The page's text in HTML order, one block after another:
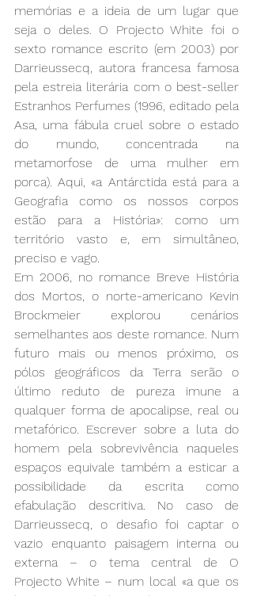
memórias e a ideia de um lugar que
seja o deles. O Projecto White foi o
sexto romance escrito (em 2003) por
Darrieussecq, autora francesa famosa
pela estreia literária com o best-seller
Estranhos Perfumes (1996, editado pela
Asa, uma fábula cruel sobre o estado
do mundo, concentrada na
metamorfose de uma mulher em
porca). Aqui, «a Antárctida está para a
Geografia como os nossos corpos
estão para a História»: como um
território vasto e, em simultâneo,
preciso e vago.
Em 2006, no romance Breve História
dos Mortos, o norte-americano Kevin
Brockmeier explorou cenários
semelhantes aos deste romance. Num
futuro mais ou menos próximo, os
pólos geográficos da Terra serão o
último reduto de pureza imune a
qualquer forma de apocalipse, real ou
metafórico. Escrever sobre a luta do
homem pela sobrevivência naqueles
espaços equivale também a esticar a
possibilidade da escrita como
efabulação descritiva. No caso de
Darrieussecq, o desafio foi captar o
vazio enquanto paisagem interna ou
externa – o tema central de O
Projecto White – num local «a que os